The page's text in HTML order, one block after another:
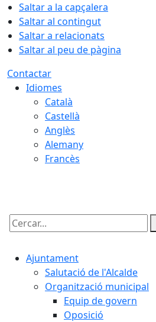
Saltar a la capçalera
Saltar al contingut
Saltar a relacionats
Saltar al peu de pàgina
Contactar
Idiomes
Català
Castellà
Anglès
Alemany
Francès
Cercar:
Ajuntament
Salutació de l'Alcalde
Organització municipal
Equip de govern
Oposició